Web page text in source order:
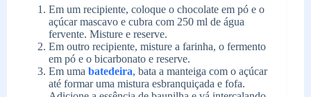
Em um recipiente, coloque o chocolate em pó e o
açúcar mascavo e cubra com 250 ml de água
fervente. Misture e reserve.
Em outro recipiente, misture a farinha, o fermento
em pó e o bicarbonato e reserve.
Em uma batedeira, bata a manteiga com o açúcar
até formar uma mistura esbranquiçada e fofa.